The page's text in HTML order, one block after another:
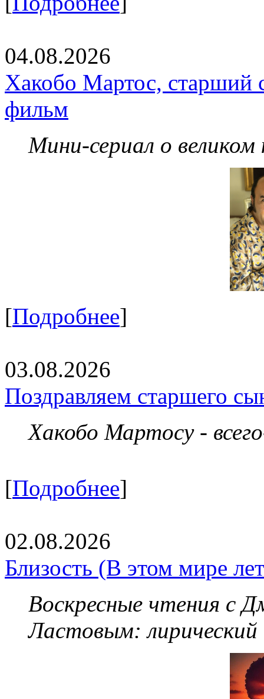
04.08.2026
Хакобо Мартос, старший
фильм
Мини-сериал о великом
[Подробнее]
03.08.2026
Поздравляем старшего
Хакобо Мартосу -
[Подробнее]
02.08.2026
Близость (В этом мире
Воскресные чтения с
Ластовым: